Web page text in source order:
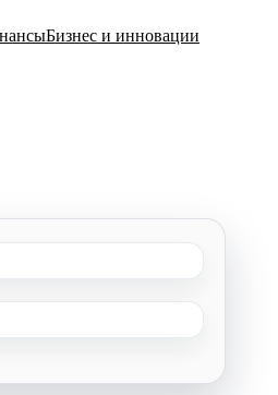
Бизнес и инновации